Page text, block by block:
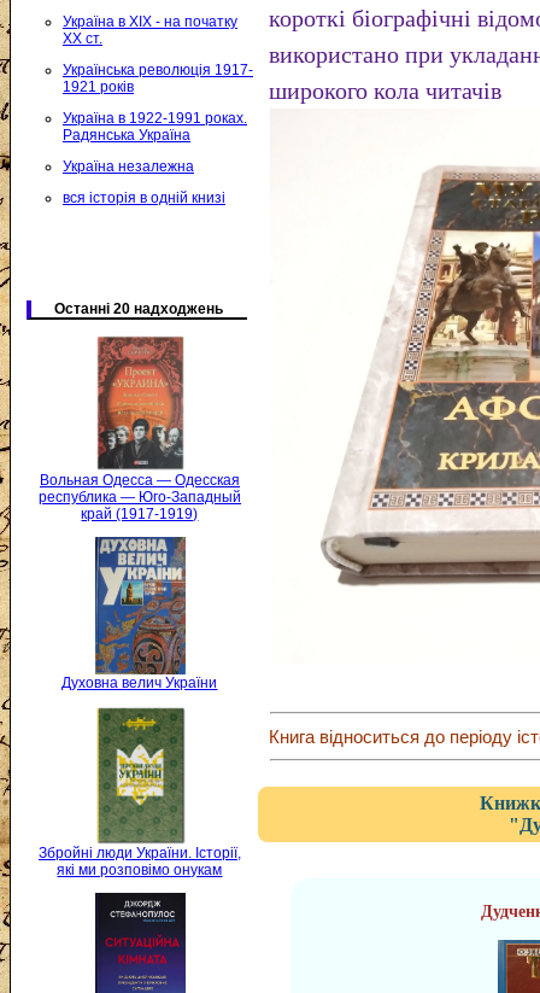
Україна в XIX - на початку
XX ст.
Українська революція 1917-
1921 років
Україна в 1922-1991 роках.
Радянська Україна
Україна незалежна
вся історія в одній книзі
Останні 20 надходжень
Вольная Одесса — Одесская
республика — Юго-Западный
край (1917-1919)
Духовна велич України
Збройні люди України. Історії,
які ми розповімо онукам
короткі біографічні
використано при
широкого кола читачів
Книга відноситься до періоду